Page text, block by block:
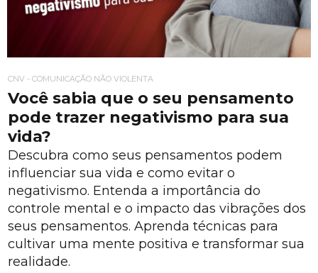
CNV - COMUNICAÇÃO NÃO VIOLENTA
Você sabia que o seu pensamento
pode trazer negativismo para sua
vida?
Descubra como seus pensamentos podem
influenciar sua vida e como evitar o
negativismo. Entenda a importância do
controle mental e o impacto das vibrações dos
seus pensamentos. Aprenda técnicas para
cultivar uma mente positiva e transformar sua
realidade.